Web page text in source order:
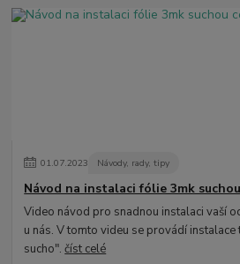
01.07.2023 Návody, rady, tipy
Návod na instalaci fólie 3mk
Video návod pro snadnou instalaci vaší
u nás. V tomto videu se provádí instalace
sucho".číst celé